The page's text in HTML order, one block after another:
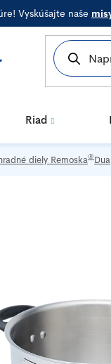
Vyskúšajte naše
Riad
diely Remoska®Dua